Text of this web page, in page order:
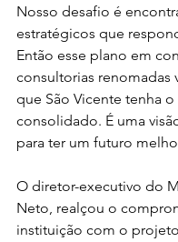
Nosso desafio é
estratégicos que
Então esse plano em
consultorias renomadas
que São Vicente tenha
consolidado. É uma
para ter um futuro
O diretor-executivo do
Neto, realçou o
instituição com o